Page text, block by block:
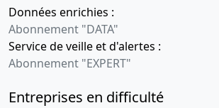
Données enrichies :
Abonnement "DATA"
Service de veille et d'alertes :
Abonnement "EXPERT"
Entreprises en difficulté